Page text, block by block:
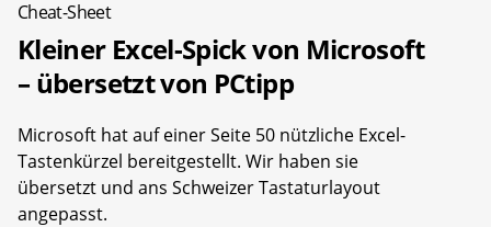
Cheat-Sheet
Kleiner Excel-Spick von Microsoft
– übersetzt von PCtipp
Microsoft hat auf einer Seite 50 nützliche Excel-
Tastenkürzel bereitgestellt. Wir haben sie
übersetzt und ans Schweizer Tastaturlayout
angepasst.